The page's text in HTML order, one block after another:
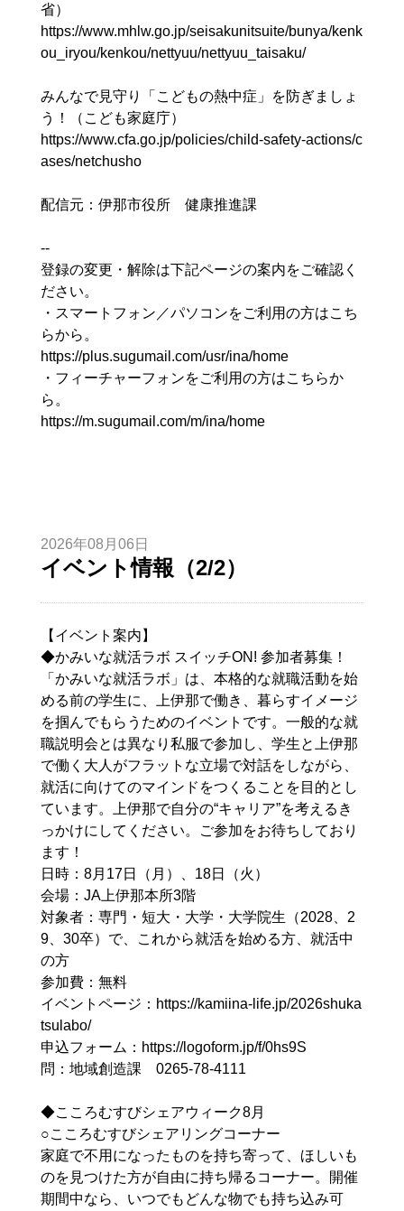
省）
https://www.mhlw.go.jp/seisakunitsuite/bunya/kenk
ou_iryou/kenkou/nettyuu/nettyuu_taisaku/
みんなで見守り「こどもの熱中症」を防ぎましょ
う！（こども家庭庁）
https://www.cfa.go.jp/policies/child-safety-actions/c
ases/netchusho
配信元：伊那市役所 健康推進課
--
登録の変更・解除は下記ページの案内をご確認く
ださい。
・スマートフォン／パソコンをご利用の方はこち
らから。
https://plus.sugumail.com/usr/ina/home
・フィーチャーフォンをご利用の方はこちらか
ら。
https://m.sugumail.com/m/ina/home
2026年08月06日
イベント情報（2/2）
【イベント案内】
◆かみいな就活ラボ スイッチON! 参加者募集！
「かみいな就活ラボ」は、本格的な就職活動を始
める前の学生に、上伊那で働き、暮らすイメージ
を掴んでもらうためのイベントです。一般的な就
職説明会とは異なり私服で参加し、学生と上伊那
で働く大人がフラットな立場で対話をしながら、
就活に向けてのマインドをつくることを目的とし
ています。上伊那で自分の“キャリア”を考えるき
っかけにしてください。ご参加をお待ちしており
ます！
日時：8月17日（月）、18日（火）
会場：JA上伊那本所3階
対象者：専門・短大・大学・大学院生（2028、2
9、30卒）で、これから就活を始める方、就活中
の方
参加費：無料
イベントページ：https://kamiina-life.jp/2026shuka
tsulabo/
申込フォーム：https://logoform.jp/f/0hs9S
問：地域創造課 0265-78-4111
◆こころむすびシェアウィーク8月
○こころむすびシェアリングコーナー
家庭で不用になったものを持ち寄って、ほしいも
のを見つけた方が自由に持ち帰るコーナー。開催
期間中なら、いつでもどんな物でも持ち込み可